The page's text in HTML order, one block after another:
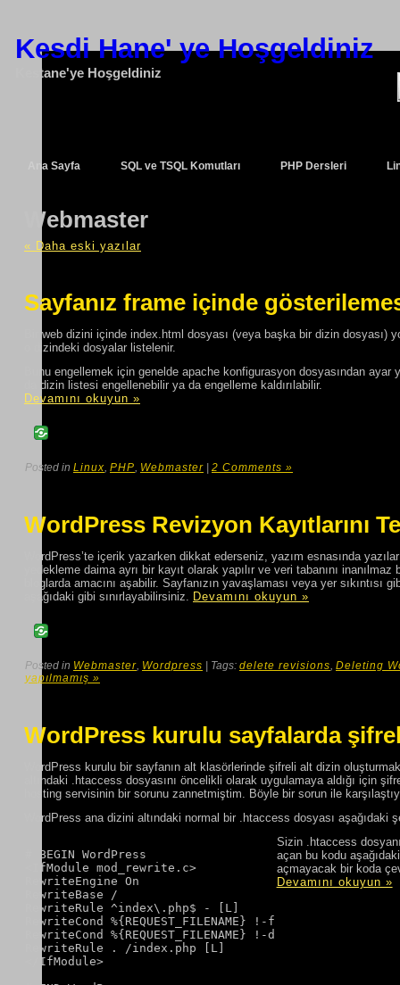
Kesdi Hane' ye Hoşgeldiniz
Kestane'ye Hoşgeldiniz
Ana Sayfa SQL ve TSQL Komutları PHP Dersleri
Webmaster
« Daha eski yazılar
Sayfanız frame içinde
Bir web dizini içinde index.html dosyası (veya başka bir dizin dosyası)
o dizindeki dosyalar listelenir.
Bunu engellemek için genelde apache konfigurasyon dosyasından ayar
da dizin listesi engellenebilir ya da engelleme kaldırılabilir.
Devamını okuyun »
Posted in Linux, PHP, Webmaster 2 Comments »
WordPress Revizyon Kayıtlarını
WordPress’te içerik yazarken dikkat ederseniz, yazım esnasında
yedekleme daima ayrı bir kayıt olarak yapılır ve veri tabanını
bloglarda amacını aşabilir. Sayfanızın yavaşlaması veya yer
aşağıdaki gibi sınırlayabilirsiniz. Devamını okuyun »
Posted in Webmaster, Wordpress | Tags: delete revisions, Deleting
yapılmamış »
WordPress kurulu sayfalarda
WordPress kurulu bir sayfanın alt klasörlerinde şifreli alt dizin
altındaki .htaccess dosyasını öncelikli olarak uygulamaya aldığı için
hosting servisinin bir sorunu zannetmiştim. Böyle bir sorun ile
WordPress ana dizini altındaki normal bir .htaccess dosyası aşağıdaki
# BEGIN WordPress
<IfModule mod_rewrite.c>
RewriteEngine On
RewriteBase /
RewriteRule ^index\.php$ - [L]
RewriteCond %{REQUEST_FILENAME} !-f
RewriteCond %{REQUEST_FILENAME} !-d
RewriteRule . /index.php [L]
</IfModule>
Sizin .htaccess
açan bu kodu
açmayacak bir koda
Devamını okuyun »